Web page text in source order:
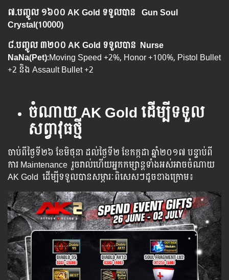
៧.បញ្ចូល ​១៦០០ AK Gold ទទួលបាន Gun Soul
Crystal(10000)
៨.បញ្ចូល ៣២០០ AK Gold ទទួលបាន Nurse
NaNa(Pet):Moving Speed +2%, Honor +100%, Pistol Bullet
+2 និង Assault Bullet +2
ចំណាយAK Gold ដើម្បីទទួល
សព្វាវុធថ្មី
ចាប់​ពី​ថ្ងៃ​ទី​​២៦ ខែមិថុនា ដល់​​​ថ្ងៃទី​​២​ ខែកក្កដា ​ឆ្នាំ​២០១៧ បន្ទាប់​​ពី​​
ការ ​Maintenance រួច​​រាល់​​ហើយ​​អ្នក​​កម្សាន្ដ​​ទាំង​​អស់​​អាច​​ចំណាយ​
AK Gold ​​ ​ដើម្បី​​ទទួល​​បាន​​​​សម្ភារៈ​ពិសេស​ៗ​ដូច​ខាង​ក្រោម៖